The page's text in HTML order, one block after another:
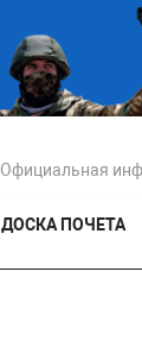
Официальная
ДОСКА ПОЧЕТА